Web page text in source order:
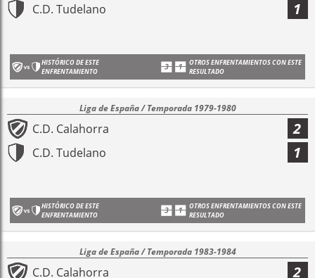
C.D. Tudelano 1
HISTÓRICO DE ESTE
ENFRENTAMIENTO
OTROS ENFRENTAMIENTOS CON ESTE
RESULTADO
Liga de España / Temporada 1979-1980
C.D. Calahorra 2
C.D. Tudelano 1
HISTÓRICO DE ESTE
ENFRENTAMIENTO
OTROS ENFRENTAMIENTOS CON ESTE
RESULTADO
Liga de España / Temporada 1983-1984
C.D. Calahorra 2